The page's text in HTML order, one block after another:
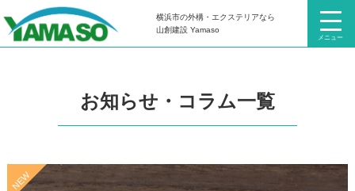
メニュー
横浜市の外構・エクステリアなら
山創建設 Yamaso
HOMEお知らせ・コラム
お知らせ・コラム一覧
NEW